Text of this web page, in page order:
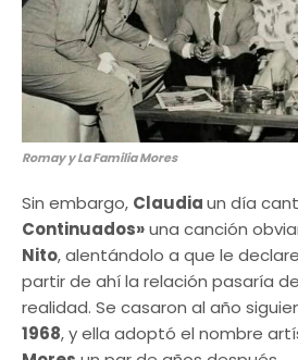
Romay y La Familia Mores
Sin embargo, Claudiaun día
Continuados»una canción
Nito, alentándolo a que le
partir de ahí la relación pasaría
realidad. Se casaron al año
1968, y ella adoptó el nombre